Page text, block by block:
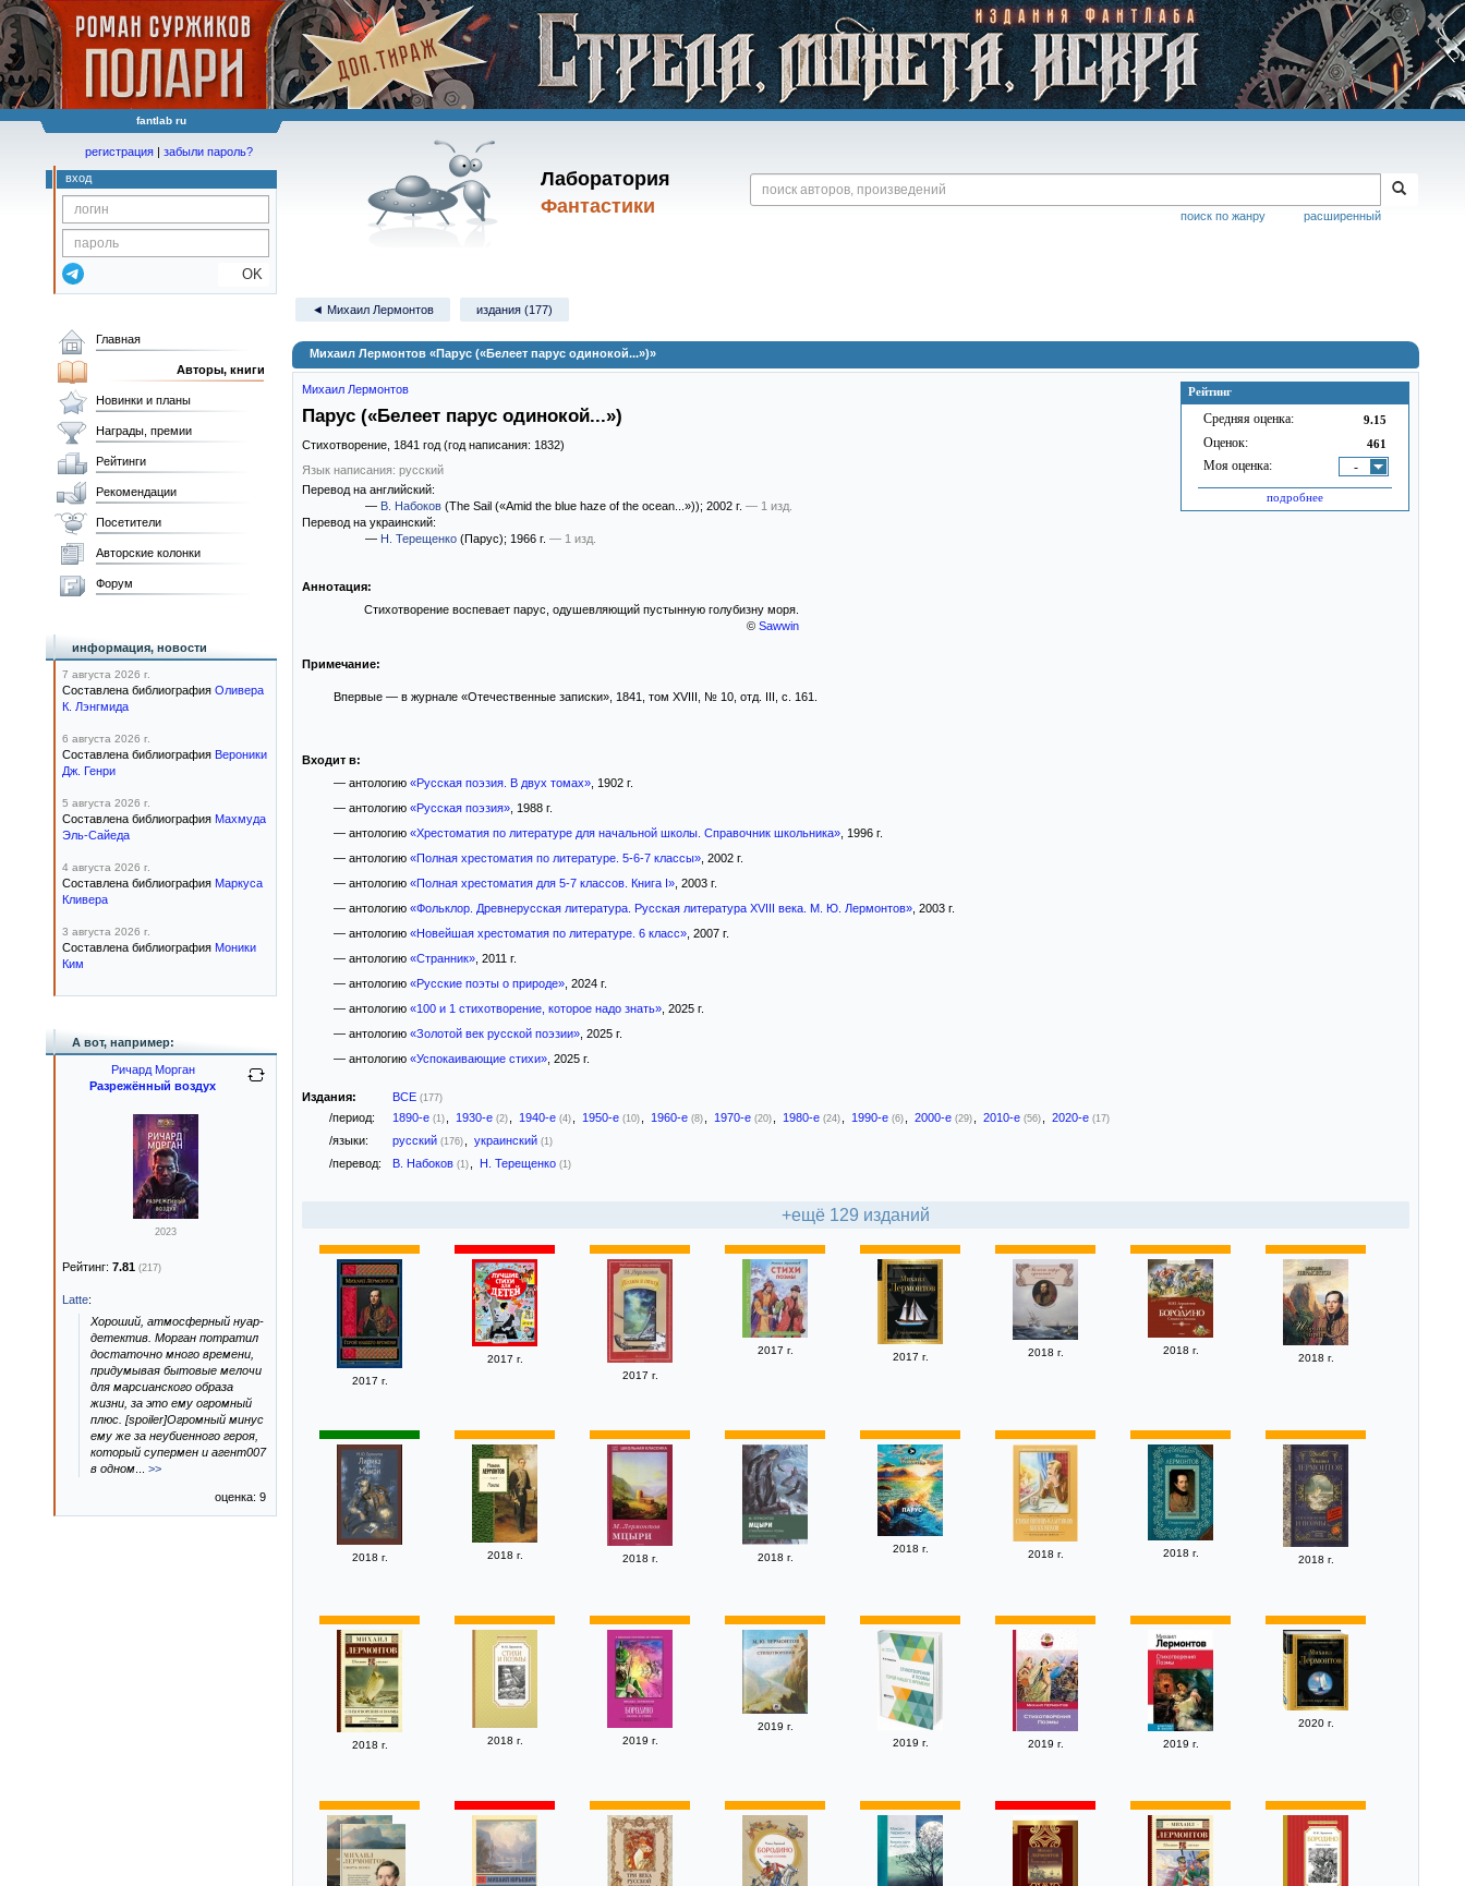
fantlab ru
Лаборатория
Фантастики
расширенный
поиск по жанру
регистрация | забыли пароль?
вход
OK
◄ Михаил Лермонтов издания (177)
Михаил Лермонтов «Парус («Белеет парус одинокой...»)»
Рейтинг
Средняя оценка: 9.15
Оценок: 461
Моя оценка: -
подробнее
Михаил Лермонтов
Парус («Белеет парус одинокой...»)
Стихотворение, 1841 год (год написания: 1832)
Язык написания: русский
Перевод на английский:
— В. Набоков (The Sail («Amid the blue haze of the ocean...»)); 2002 г. — 1 изд.
Перевод на украинский:
— Н. Терещенко (Парус); 1966 г. — 1 изд.
Аннотация:
Стихотворение воспевает парус, одушевляющий пустынную голубизну моря.
© Sawwin
Примечание:
Впервые — в журнале «Отечественные записки», 1841, том XVIII, № 10, отд. III, с. 161.
Входит в:
— антологию «Русская поэзия. В двух томах», 1902 г.
— антологию «Русская поэзия», 1988 г.
— антологию «Хрестоматия по литературе для начальной школы. Справочник школьника», 1996 г.
— антологию «Полная хрестоматия по литературе. 5-6-7 классы», 2002 г.
— антологию «Полная хрестоматия для 5-7 классов. Книга I», 2003 г.
— антологию «Фольклор. Древнерусская литература. Русская литература XVIII века. М. Ю. Лермонтов», 2003 г.
— антологию «Новейшая хрестоматия по литературе. 6 класс», 2007 г.
— антологию «Странник», 2011 г.
— антологию «Русские поэты о природе», 2024 г.
— антологию «100 и 1 стихотворение, которое надо знать», 2025 г.
— антологию «Золотой век русской поэзии», 2025 г.
— антологию «Успокаивающие стихи», 2025 г.
Издания: ВСЕ (177)
/период: 1890-е (1) 1930-е (2) 1940-е (4) 1950-е (10) 1960-е (8) 1970-е (20) 1980-е (24) 1990-е (6) 2000-е (29) 2010-е (56) 2020-е (17)
/языки: русский (176) украинский (1)
/перевод: В. Набоков (1) Н. Терещенко (1)
+ещё 129 изданий
2017 г.
2017 г.
2017 г.
2017 г.
2017 г. 2018 г. 2018 г.
2018 г.
2018 г. 2018 г. 2018 г. 2018 г.
2018 г. 2018 г. 2018 г.
2018 г.
2018 г. 2018 г. 2019 г.
2019 г.
2019 г.
2019 г. 2019 г.
2020 г.
Главная
Авторы, книги
Новинки и планы
Награды, премии
Рейтинги
Рекомендации
Посетители
Авторские колонки
Форум
информация, новости
7 августа 2026 г.
Составлена библиография Оливера
К. Лэнгмида
6 августа 2026 г.
Составлена библиография Вероники
Дж. Генри
5 августа 2026 г.
Составлена библиография Махмуда
Эль-Сайеда
4 августа 2026 г.
Составлена библиография Маркуса
Кливера
3 августа 2026 г.
Составлена библиография Моники
Ким
А вот, например:
Ричард Морган
Разрежённый воздух
2023
Рейтинг: 7.81 (217)
Latte:
Хороший, атмосферный нуар-
детектив. Морган потратил
достаточно много времени,
придумывая бытовые мелочи
для марсианского образа
жизни, за это ему огромный
плюс. [spoiler]Огромный минус
ему же за неубиенного героя,
который супермен и агент007
в одном
>>
оценка: 9